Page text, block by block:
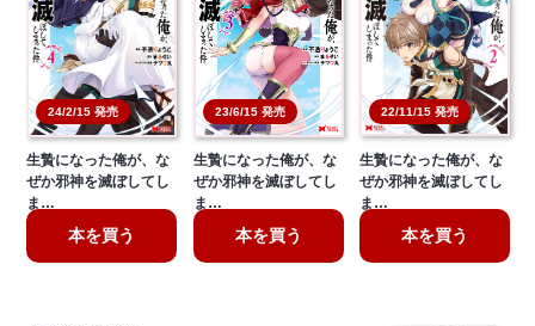
24/2/15 発売
生贄になった俺が、な
ぜか邪神を滅ぼしてし
ま…
本を買う
23/6/15 発売
生贄になった俺が、な
ぜか邪神を滅ぼしてし
ま…
本を買う
22/11/15 発売
生贄になった俺が、な
ぜか邪神を滅ぼしてし
ま…
本を買う